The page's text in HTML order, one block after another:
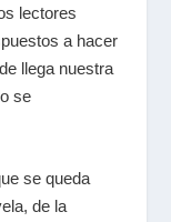
lectores
a hacer
llega nuestra
se
se queda
de la